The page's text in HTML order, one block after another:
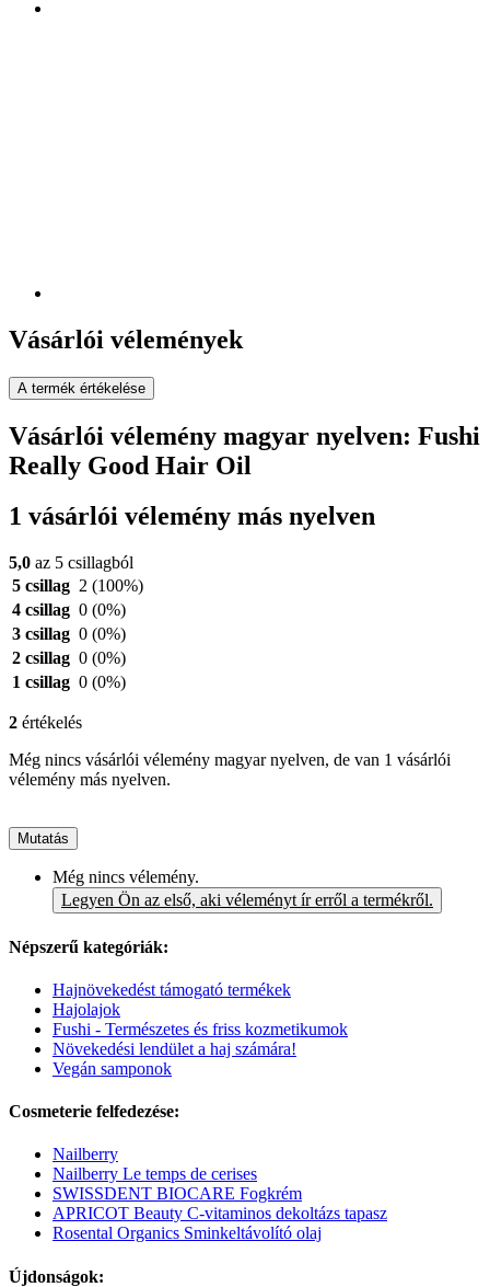
Vásárlói vélemények
A termék értékelése
Vásárlói vélemény magyar nyelven: Fushi
Really Good Hair Oil
1 vásárlói vélemény más nyelven
5,0 az 5 csillagból
5 csillag 2 (100%)
4 csillag 0 (0%)
3 csillag 0 (0%)
2 csillag 0 (0%)
1 csillag 0 (0%)
2 értékelés
Még nincs vásárlói vélemény magyar nyelven, de van 1 vásárlói
vélemény más nyelven.
Mutatás
Még nincs vélemény.
Legyen Ön az első, aki véleményt ír erről a termékről.
Népszerű kategóriák:
Hajnövekedést támogató termékek
Hajolajok
Fushi - Természetes és friss kozmetikumok
Növekedési lendület a haj számára!
Vegán samponok
Cosmeterie felfedezése:
Nailberry
Nailberry Le temps de cerises
SWISSDENT BIOCARE Fogkrém
APRICOT Beauty C-vitaminos dekoltázs tapasz
Rosental Organics Sminkeltávolító olaj
Újdonságok: